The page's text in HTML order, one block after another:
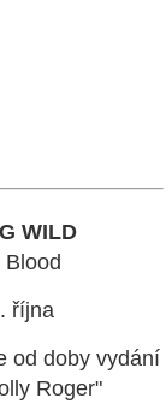
WILD
Blood
října
od doby vydání
Roger"